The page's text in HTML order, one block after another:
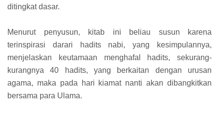
ditingkat dasar.
Menurut penyusun, kitab ini beliau susun karena
terinspirasi darari hadits nabi, yang kesimpulannya,
menjelaskan keutamaan menghafal hadits, sekurang-
kurangnya 40 hadits, yang berkaitan dengan urusan
agama, maka pada hari kiamat nanti akan dibangkitkan
bersama para Ulama.